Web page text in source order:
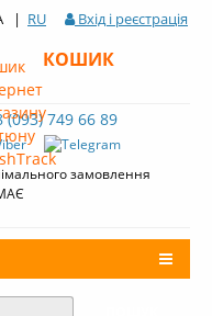
| RU Вхід і реєстрація
(093) 749 66 89
замовлення
КОШИК